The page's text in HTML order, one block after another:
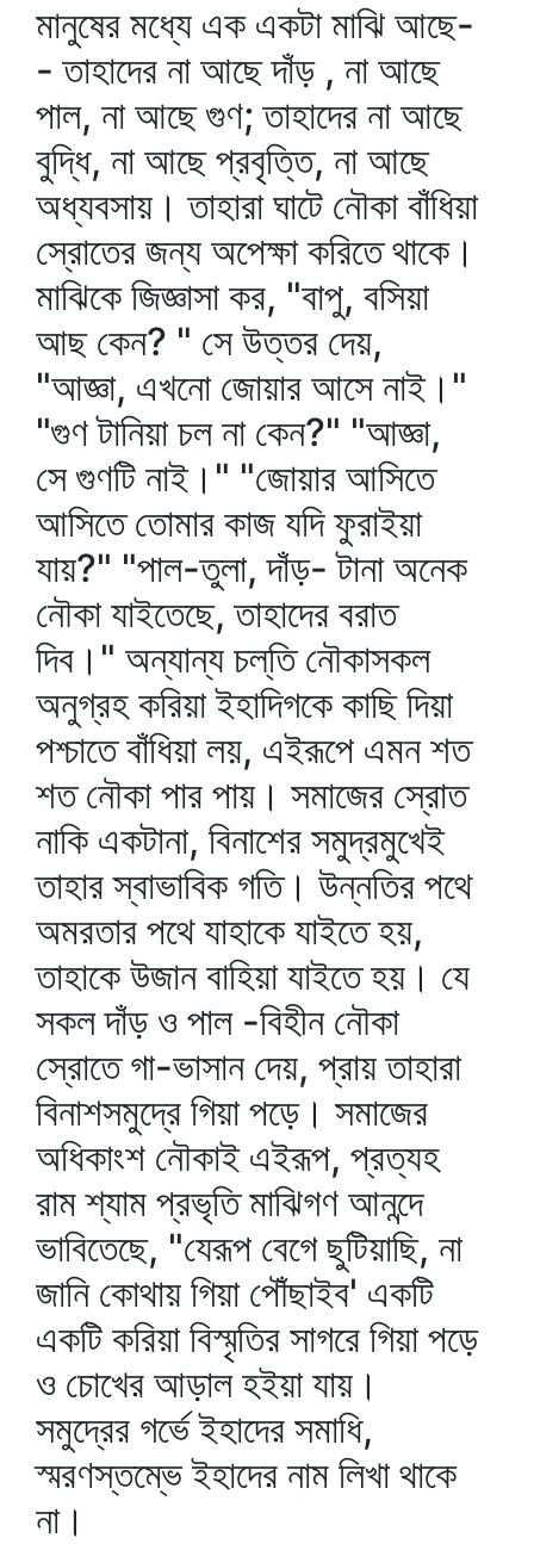
মানুষের মধ্যে এক একটা মাঝি আছে-
- তাহাদের না আছে দাঁড় , না আছে
পাল, না আছে গুণ; তাহাদের না আছে
বুদ্ধি, না আছে প্রবৃত্তি, না আছে
অধ্যবসায়। তাহারা ঘাটে নৌকা বাঁধিয়া
স্রোতের জন্য অপেক্ষা করিতে থাকে।
মাঝিকে জিজ্ঞাসা কর, "বাপু, বসিয়া
আছ কেন? " সে উত্তর দেয়,
"আজ্ঞা, এখনো জোয়ার আসে নাই।"
"গুণ টানিয়া চল না কেন?" "আজ্ঞা,
সে গুণটি নাই।" "জোয়ার আসিতে
আসিতে তোমার কাজ যদি ফুরাইয়া
যায়?" "পাল-তুলা, দাঁড়- টানা অনেক
নৌকা যাইতেছে, তাহাদের বরাত
দিব।" অন্যান্য চল্‌তি নৌকাসকল
অনুগ্রহ করিয়া ইহাদিগকে কাছি দিয়া
পশ্চাতে বাঁধিয়া লয়, এইরূপে এমন শত
শত নৌকা পার পায়। সমাজের স্রোত
নাকি একটানা, বিনাশের সমুদ্রমুখেই
তাহার স্বাভাবিক গতি। উন্নতির পথে
অমরতার পথে যাহাকে যাইতে হয়,
তাহাকে উজান বাহিয়া যাইতে হয়। যে
সকল দাঁড় ও পাল -বিহীন নৌকা
স্রোতে গা-ভাসান দেয়, প্রায় তাহারা
বিনাশসমুদ্রে গিয়া পড়ে। সমাজের
অধিকাংশ নৌকাই এইরূপ, প্রত্যহ
রাম শ্যাম প্রভৃতি মাঝিগণ আনন্দে
ভাবিতেছে, "যেরূপ বেগে ছুটিয়াছি, না
জানি কোথায় গিয়া পৌঁছাইব' একটি
একটি করিয়া বিস্মৃতির সাগরে গিয়া পড়ে
ও চোখের আড়াল হইয়া যায়।
সমুদ্রের গর্ভে ইহাদের সমাধি,
স্মরণস্তম্ভে ইহাদের নাম লিখা থাকে
না।